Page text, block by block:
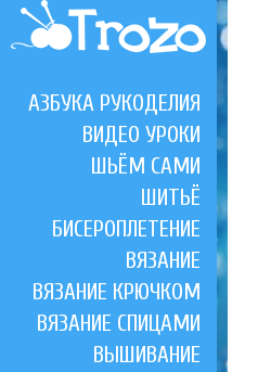
АЗБУКА РУКОДЕЛИЯ
ВИДЕО УРОКИ
ШЬЁМ САМИ
ШИТЬЁ
БИСЕРОПЛЕТЕНИЕ
ВЯЗАНИЕ
ВЯЗАНИЕ КРЮЧКОМ
ВЯЗАНИЕ СПИЦАМИ
ВЫШИВАНИЕ